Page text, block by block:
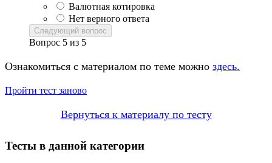
Валютная котировка
Нет верного ответа
Следующий вопрос
Вопрос 5 из 5
Ознакомиться с материалом по теме можно здесь.
Пройти тест заново
Вернуться к материалу по тесту
Тесты в данной категории